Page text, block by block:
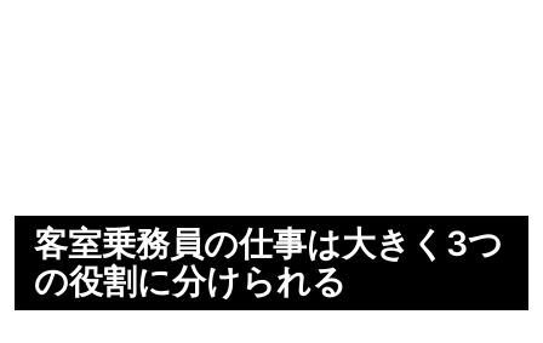
客室乗務員の仕事は大きく3つ
の役割に分けられる